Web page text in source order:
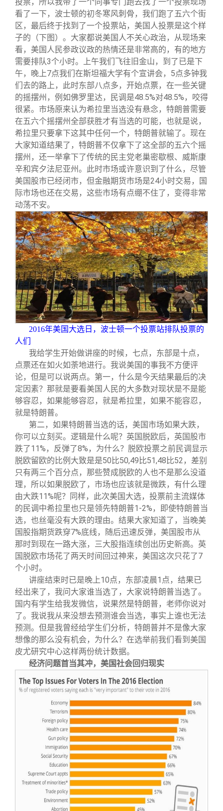
投票，所以我带了一个同事专门跑去找了一个投票现场
看了一下，波士顿的初冬寒风刺骨，我们跑了五六个街
区，最后终于找到了一个投票站，美国人投票是这个样
子的（下图）。大家都说美国人不关心政治，从现场来
看，美国人民参政议政的热情还是非常高的，有的地方
需要排队3个小时。上午我们飞往旧金山，到了已是下
午，晚上7点我们在斯坦福大学有个宣讲会，5点多钟我
们去的路上，此时东部八点多，开始点票，在一些关键
的摇摆州，例如佛罗里达，民调是48.5%对48.5%，咬得
很紧。市场原来认为希拉里当选没有悬念，特朗普需要
在五六个摇摆州全部获胜才有当选的可能，也就是说，
希拉里只要拿下这其中任何一个，特朗普就输了。现在
大家知道结果了，特朗普不仅拿下了这全部的五六个摇
摆州，还一举拿下了传统的民主党老巢密歇根、威斯康
辛和宾夕法尼亚州。此时市场或许意识到了什么，尽管
美国股市已经闭市，但金融期货市场是24小时交易，国
际市场也还在交易，这些市场有点绷不住了，变得非常
动荡不安。
2016年美国大选日，波士顿一个投票站排队投票的
人们
我给学生开始做讲座的时候，七点，东部是十点，
点票还在如火如荼地进行。我说美国的事我不方便评
论，但是可以说两点。第一，什么是今天结果最后的决
定因素？那就是要看美国人民的大多数对现状是不是能
够容忍，如果能够容忍，就是希拉里，如果不能容忍，
就是特朗普。
第二，如果特朗普当选的话，美国市场如果大跌，
你可以立刻买。逻辑是什么呢？英国脱欧后，英国股市
跌了11%，反弹了8%，为什么？脱欧投票之前民调显示
脱欧留欧的比例大致是是50比50,49比51,48比52，差别
只有两三个百分点，那些赞成脱欧的人也不是那么没道
理，所以如果脱欧了，市场也应该就是微跌，有什么理
由大跌11%呢？同样，此次美国大选，投票前主流媒体
的民调中希拉里也只是领先特朗普1-2%，即使特朗普当
选，也丝毫没有大跌的理由。结果大家知道了，当晚美
国股指期货跌穿7%底线，随后迅速反弹，美国股市从
那时到现在一路大涨，三大股指连续创出历史新高。英
国脱欧市场花了两天时间回过神来，美国这次只花了7
个小时。
讲座结束时已是晚上10点，东部凌晨1点，结果已
经出来了，我问大家谁当选了，大家说特朗普当选了。
国内有学生给我发微信，说果然是特朗普，老师你说对
了。我说我从来没想去预测谁会当选，事实上谁也无法
预测。但是我曾经给学生们分析，特朗普并不是像大家
想像的那么没有机会，为什么？在选举前我们看到美国
皮尤研究中心这样两份统计数据。
经济问题首当其冲，美国社会回归现实